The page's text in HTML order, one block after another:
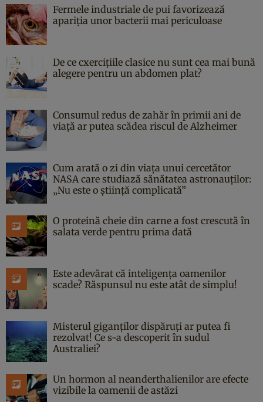
Fermele industriale de pui favorizează
apariția unor bacterii mai periculoase
De ce cxercițiile clasice nu sunt cea mai bună
alegere pentru un abdomen plat?
Consumul redus de zahăr în primii ani de
viață ar putea scădea riscul de Alzheimer
Cum arată o zi din viața unui cercetător
NASA care studiază sănătatea astronauților:
„Nu este o știință complicată”
O proteină cheie din carne a fost crescută în
salata verde pentru prima dată
Este adevărat că inteligența oamenilor
scade? Răspunsul nu este atât de simplu!
Misterul giganților dispăruți ar putea fi
rezolvat! Ce s-a descoperit în sudul
Australiei?
Un hormon al neanderthalienilor are efecte
vizibile la oamenii de astăzi